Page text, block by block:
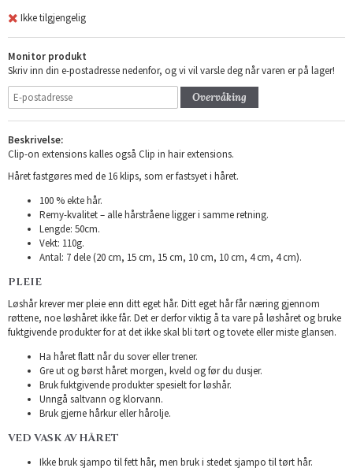
Ikke tilgjengelig
Monitor produkt
Skriv inn din e-postadresse nedenfor, og vi vil varsle deg når varen er på lager!
Overvåking
Beskrivelse:
Clip-on extensions kalles også Clip in hair extensions.
Håret fastgøres med de 16 klips, som er fastsyet i håret.
100 % ekte hår.
Remy-kvalitet – alle hårstråene ligger i samme retning.
Lengde: 50cm.
Vekt: 110g.
Antal: 7 dele (20 cm, 15 cm, 15 cm, 10 cm, 10 cm, 4 cm, 4 cm).
PLEIE
Løshår krever mer pleie enn ditt eget hår. Ditt eget hår får næring gjennom
røttene, noe løshåret ikke får. Det er derfor viktig å ta vare på løshåret og bruke
fuktgivende produkter for at det ikke skal bli tørt og tovete eller miste glansen.
Ha håret flatt når du sover eller trener.
Gre ut og børst håret morgen, kveld og før du dusjer.
Bruk fuktgivende produkter spesielt for løshår.
Unngå saltvann og klorvann.
Bruk gjerne hårkur eller hårolje.
VED VASK AV HÅRET
Ikke bruk sjampo til fett hår, men bruk i stedet sjampo til tørt hår.